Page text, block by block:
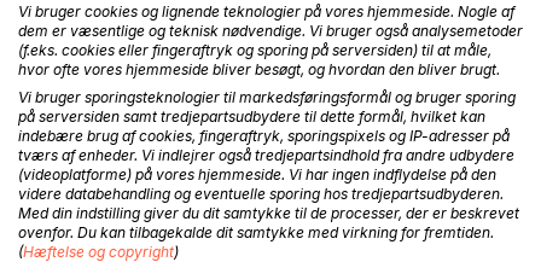
BESKRIVELSE
"Der er noget galt i Danmark, Michael Kvium maler helt af
helvede til".
Vi bruger cookies og lignende teknologier på vores hjemmeside. Nogle af
dem er væsentlige og teknisk nødvendige. Vi bruger også analysemetoder
(f.eks. cookies eller fingeraftryk og sporing på serversiden) til at måle,
hvor ofte vores hjemmeside bliver besøgt, og hvordan den bliver brugt.
Vi bruger sporingsteknologier til markedsføringsformål og bruger sporing
på serversiden samt tredjepartsudbydere til dette formål, hvilket kan
indebære brug af cookies, fingeraftryk, sporingspixels og IP-adresser på
tværs af enheder. Vi indlejrer også tredjepartsindhold fra andre udbydere
(videoplatforme) på vores hjemmeside. Vi har ingen indflydelse på den
videre databehandling og eventuelle sporing hos tredjepartsudbyderen.
Med din indstilling giver du dit samtykke til de processer, der er beskrevet
ovenfor. Du kan tilbagekalde dit samtykke med virkning for fremtiden.
(Hæftelse og copyright)